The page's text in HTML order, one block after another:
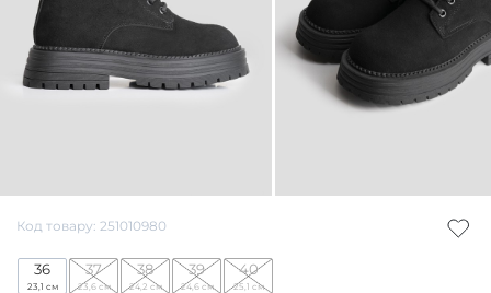
Код товару: 251010980
36
23,1 см
37
23,6 см
38
24,2 см
39
24,6 см
40
25,1 см